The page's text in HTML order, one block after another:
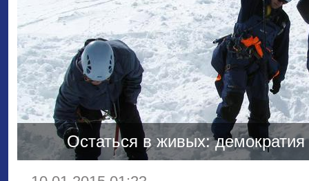
Остаться в живых: демократия